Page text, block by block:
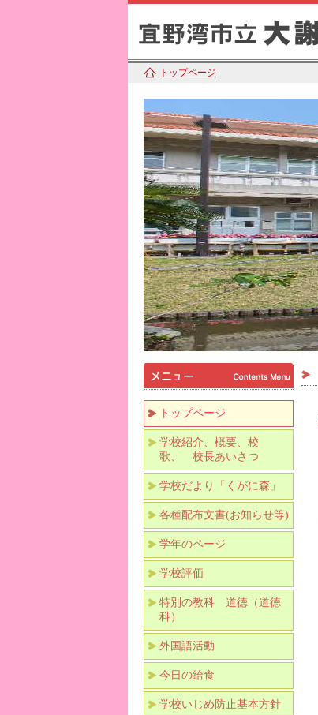
トップページ
トップページ
学校紹介、概要、校
歌、 校長あいさつ
学校だより「くがに森」
各種配布文書(お知らせ等)
学年のページ
学校評価
特別の教科 道徳（道徳
科）
外国語活動
今日の給食
学校いじめ防止基本方針